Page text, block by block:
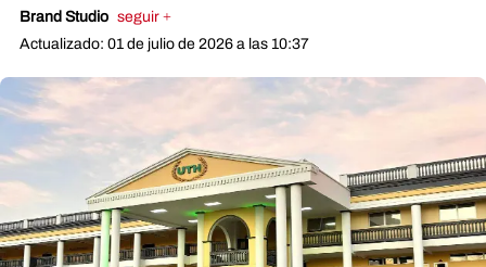
Brand Studio seguir +
Actualizado: 01 de julio de 2026 a las 10:37